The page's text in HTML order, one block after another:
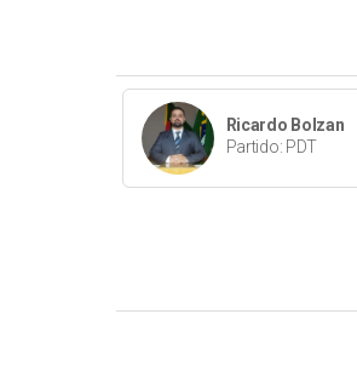
Ricardo Bolzan
Partido: PDT